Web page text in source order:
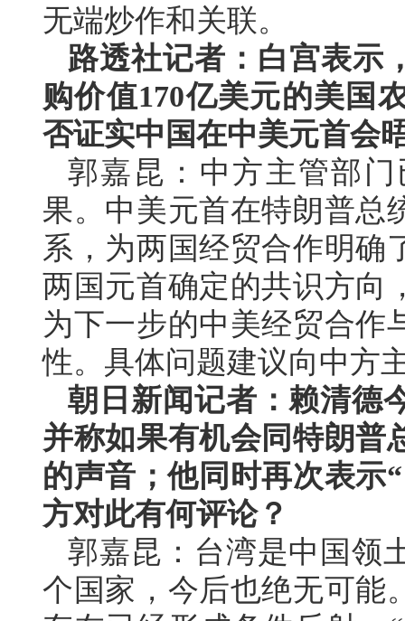
无端炒作和关联。
路透社记者：白宫表示
购价值170亿美元的美国
否证实中国在中美元首会
郭嘉昆：中方主管部
果。中美元首在特朗普总
系，为两国经贸合作明确
两国元首确定的共识方向
为下一步的中美经贸合作
性。具体问题建议向中方
朝日新闻记者：赖清德
并称如果有机会同特朗普
的声音；他同时再次表示
方对此有何评论？
郭嘉昆：台湾是中国领
个国家，今后也绝无可能